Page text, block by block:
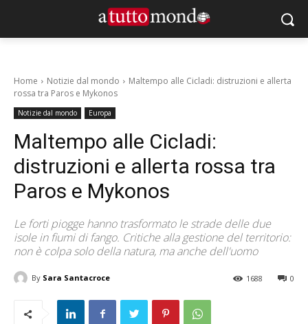
Home Notizie dal mondo
Maltempo alle Cicladi: distruzioni e allerta
rossa tra Paros e Mykonos
Notizie dal mondo Europa
Maltempo alle Cicladi:
distruzioni e allerta rossa tra
Paros e Mykonos
Le forti piogge hanno trasformato le strade delle due
isole in fiumi di fango. Critiche alla gestione del territorio:
non è colpa solo della natura, ma anche dell'uomo
By Sara Santacroce 0
1688